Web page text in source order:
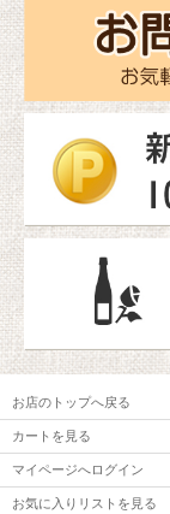
お店のトップへ戻る
カートを見る
マイページへログイン
お気に入りリストを見る